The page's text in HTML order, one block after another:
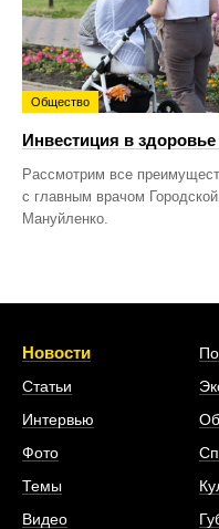
Общество
Инвестиция в
Рассмотрим все
с главным врачом
Мануйленко.
Новости
Статьи
Интервью
Фото
Темы
Видео